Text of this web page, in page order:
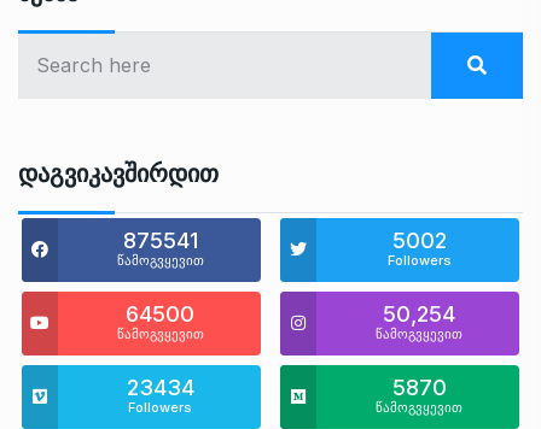
Დაგვიკავშირდით
875541
წამოგვყევით
5002
Followers
64500
წამოგვყევით
50,254
წამოგვყევით
23434
Followers
5870
წამოგვყევით